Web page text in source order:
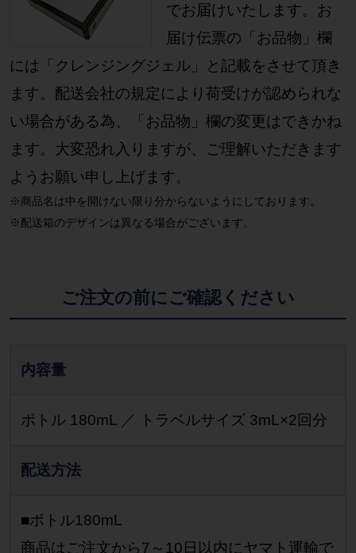
でお届けいたします。お
届け伝票の「お品物」欄
には「クレンジングジェル」と記載をさせて頂き
ます。配送会社の規定により荷受けが認められな
い場合がある為、「お品物」欄の変更はできかね
ます。大変恐れ入りますが、ご理解いただきます
ようお願い申し上げます。
※商品名は中を開けない限り分からないようにしております。
※配送箱のデザインは異なる場合がございます。
ご注文の前にご確認ください
内容量
ボトル 180mL ／ トラベルサイズ 3mL×2回分
配送方法
■ボトル180mL
商品はご注文から7～10日以内にヤマト運輸で